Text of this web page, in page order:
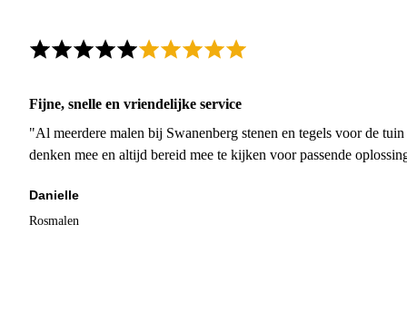
Fijne, snelle en vriendelijke service
"Al meerdere malen bij Swanenberg stenen en tegels voor de
denken mee en altijd bereid mee te kijken voor passende
Danielle
Rosmalen